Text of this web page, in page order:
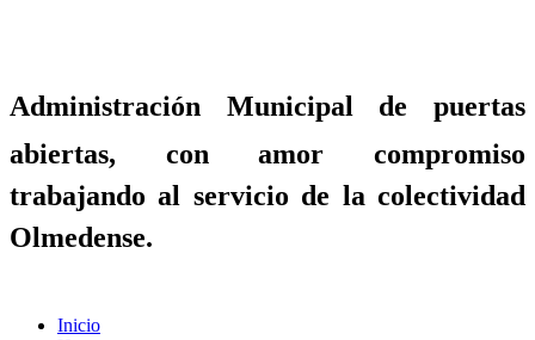
Administración Municipal de puertas
abiertas, con amor compromiso
trabajando al servicio de la colectividad
Olmedense.
Inicio